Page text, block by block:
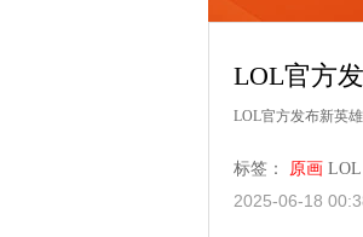
LOL官方
LOL官方发布新英
标签： 原画 LOL
2025-06-18